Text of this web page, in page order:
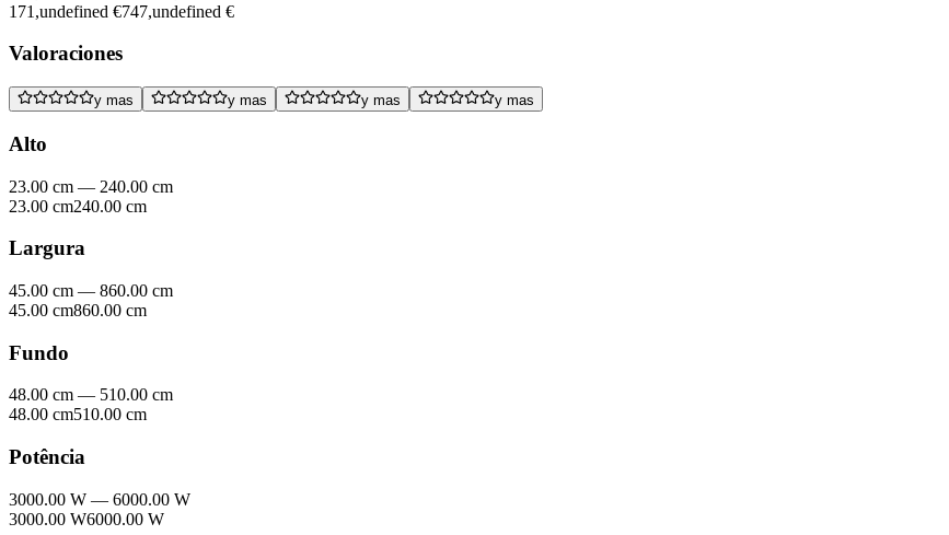
171,undefined €747,undefined €
Valoraciones
y mas y mas y mas y mas
Alto
23.00 cm — 240.00 cm
23.00 cm240.00 cm
Largura
45.00 cm — 860.00 cm
45.00 cm860.00 cm
Fundo
48.00 cm — 510.00 cm
48.00 cm510.00 cm
Potência
3000.00 W — 6000.00 W
3000.00 W6000.00 W